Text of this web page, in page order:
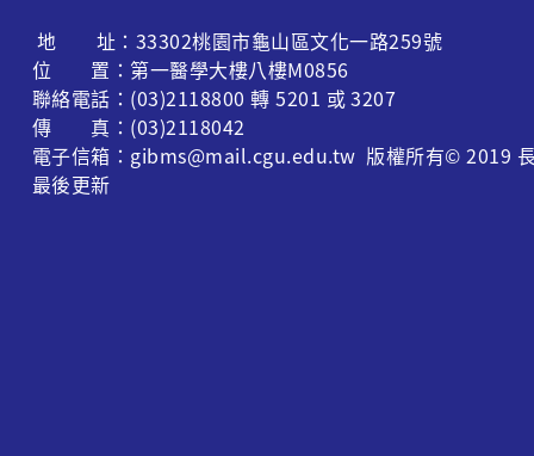
地 址：33302桃園市龜山區文化一路259號
位 置：第一醫學大樓八樓M0856
聯絡電話：(03)2118800 轉 5201 或 3207
傳 真：(03)2118042
電子信箱：gibms@mail.cgu.edu.tw 版權所有© 2019
最後更新